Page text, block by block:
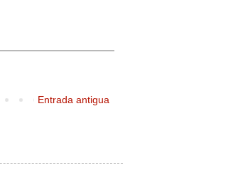
Entrada antigua